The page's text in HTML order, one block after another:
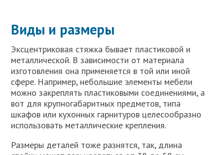
Виды и размеры
Эксцентриковая стяжка бывает пластиковой и
металлической. В зависимости от материала
изготовления она применяется в той или иной
сфере. Например, небольшие элементы мебели
можно закреплять пластиковыми соединениями, а
вот для крупногабаритных предметов, типа
шкафов или кухонных гарнитуров целесообразно
использовать металлические крепления.
Размеры деталей тоже разнятся, так, длина